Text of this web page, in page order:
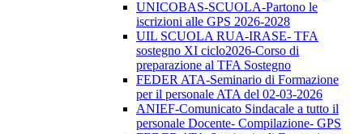
UNICOBAS-SCUOLA-Partono le
iscrizioni alle GPS 2026-2028
UIL SCUOLA RUA-IRASE- TFA
sostegno XI ciclo2026-Corso di
preparazione al TFA Sostegno
FEDER ATA-Seminario di Formazione
per il personale ATA del 02-03-2026
ANIEF-Comunicato Sindacale a tutto il
personale Docente- Compilazione- GPS